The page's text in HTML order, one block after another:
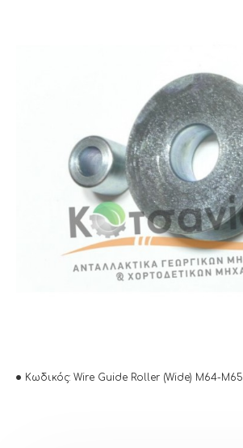
Κωδικός: Wire Guide Roller (Wide) M64-M65